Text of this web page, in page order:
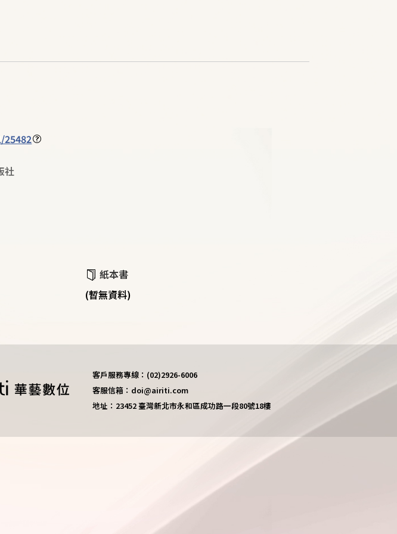
25482
社
紙本書
(暫無資料)
客戶服務專線：(02)2926-6006
客服信箱：doi@airiti.com
地址：23452 臺灣新北市永和區成功路一段80號18樓